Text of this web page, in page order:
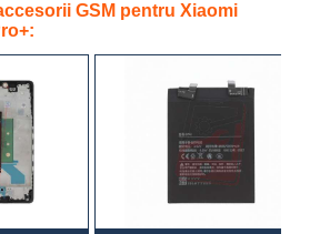
GSM pentru Xiaomi